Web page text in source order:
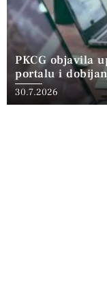
PKCG objavila
portalu i
30.7.2026